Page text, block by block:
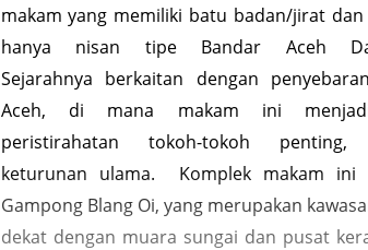
makam yang memiliki batu badan/jirat dan
hanya nisan tipe Bandar Aceh
Sejarahnya berkaitan dengan
Aceh, di mana makam ini
peristirahatan tokoh-tokoh penting,
keturunan ulama. Komplek makam ini
Gampong Blang Oi, yang merupakan
dekat dengan muara sungai dan pusat